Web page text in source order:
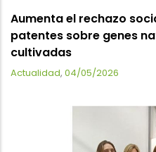
Aumenta el rechazo
patentes sobre genes
cultivadas
Actualidad, 04/05/2026